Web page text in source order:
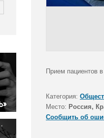
Прием пациентов
Категория:
Место: Россия,
Сообщить об